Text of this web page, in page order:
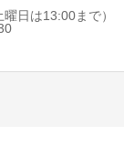
日は13:00まで）